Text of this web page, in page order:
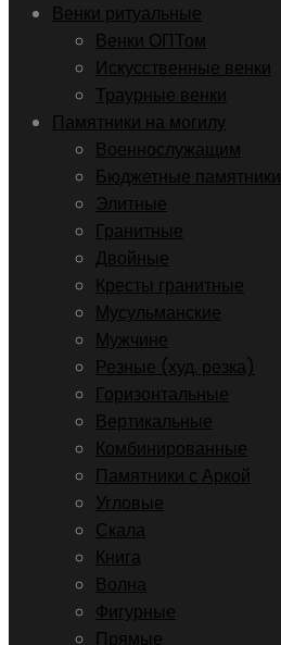
Венки ритуальные
Венки ОПТом
Искусственные венки
Траурные венки
Памятники на могилу
Военнослужащим
Бюджетные памятники
Элитные
Гранитные
Двойные
Кресты гранитные
Мусульманские
Мужчине
Резные (худ. резка)
Горизонтальные
Вертикальные
Комбинированные
Памятники с Аркой
Угловые
Скала
Книга
Волна
Фигурные
Прямые